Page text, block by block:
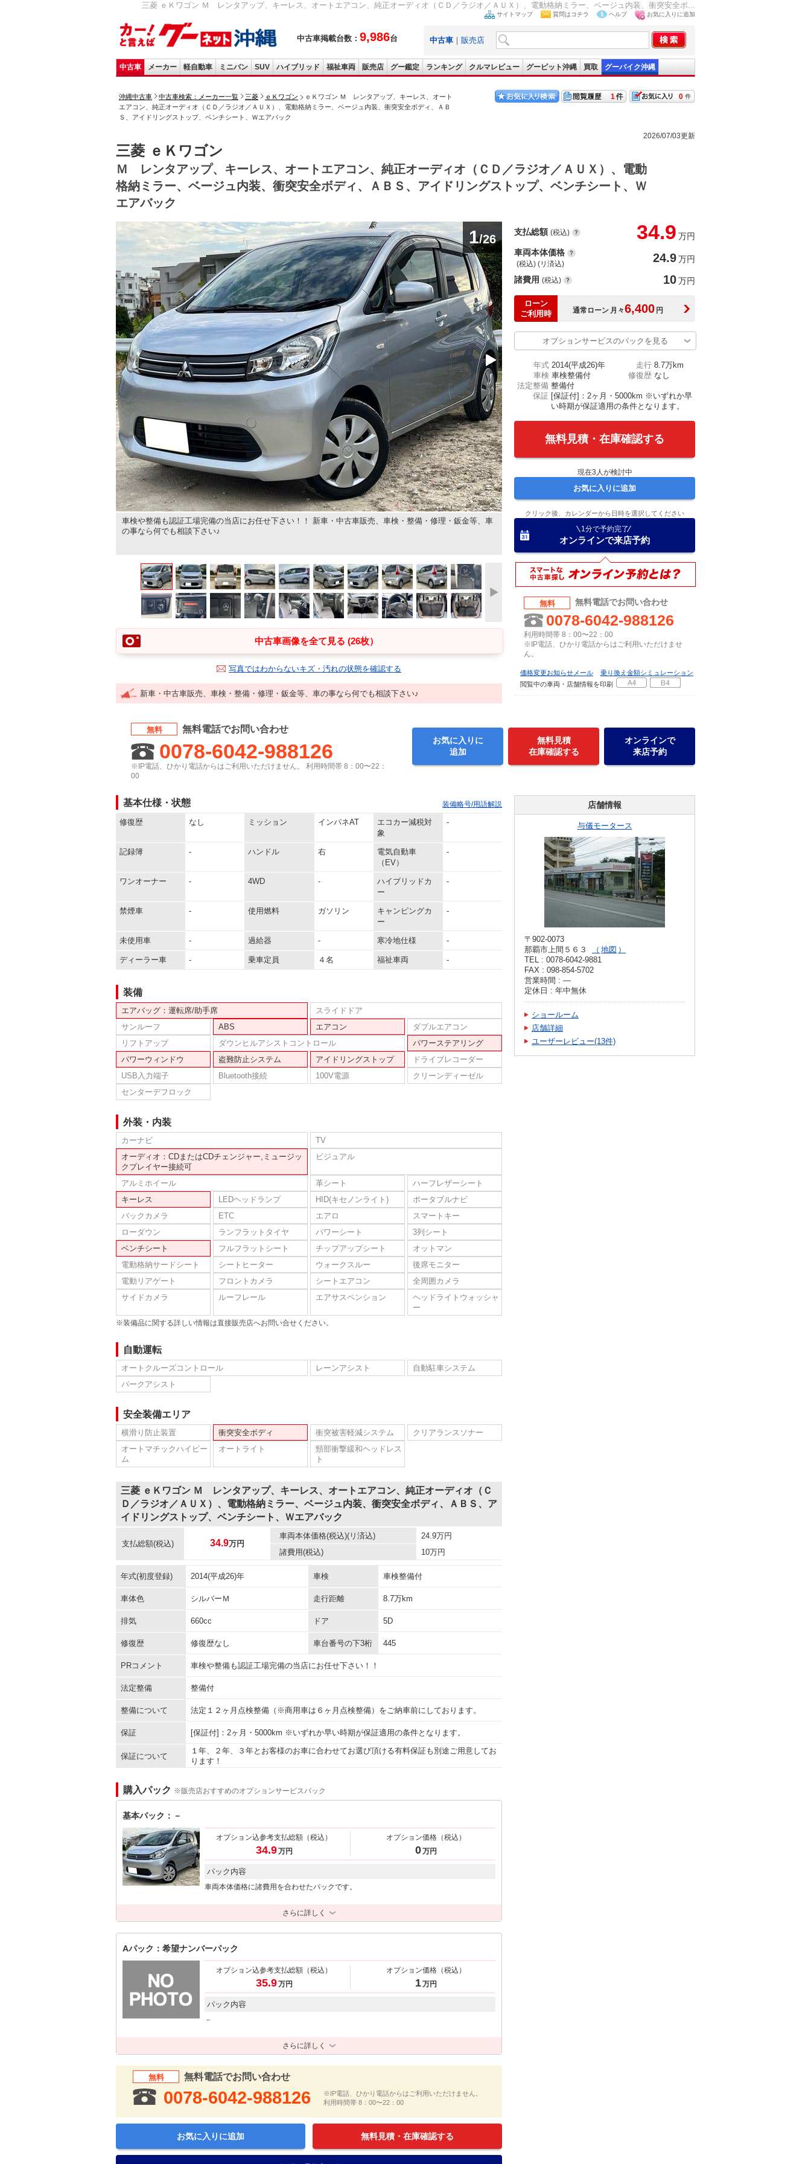
三菱 ｅＫワゴン Ｍ レンタアップ、キーレス、オートエアコン、純正オーディオ（ＣＤ／ラジオ／ＡＵＸ）、電動格納ミラー、ベージュ内装、衝突安全ボ...
中古車掲載台数： 9,986台
サイトマップ 質問はコチラ ヘルプ お気に入りに追加
中古車 ｜ 販売店
中古車 メーカー 軽自動車 ミニバン SUV ハイブリッド 福祉車両 販売店 グー鑑定 ランキング クルマレビュー グーピット沖縄 買取 グーバイク沖縄
沖縄中古車 中古車検索：メーカー一覧 三菱 ｅＫワゴン
ｅＫワゴン Ｍ レンタアップ、キーレス、オート
エアコン、純正オーディオ（ＣＤ／ラジオ／ＡＵＸ）、電動格納ミラー、ベージュ内装、衝突安全ボディ、ＡＢ
Ｓ、アイドリングストップ、ベンチシート、Ｗエアバック
0
1
2026/07/03更新
三菱 ｅＫワゴン
Ｍ レンタアップ、キーレス、オートエアコン、純正オーディオ（ＣＤ／ラジオ／ＡＵＸ）、電動
格納ミラー、ベージュ内装、衝突安全ボディ、ＡＢＳ、アイドリングストップ、ベンチシート、Ｗ
エアバック
車検や整備も認証工場完備の当店にお任せ下さい！！ 新車・中古車販売、車検・整備・修理・鈑金等、車
の事なら何でも相談下さい♪
1/26
中古車画像を全て見る (26枚）
写真ではわからないキズ・汚れの状態を確認する
新車・中古車販売、車検・整備・修理・鈑金等、車の事なら何でも相談下さい♪
支払総額 (税込) 34.9 万円
車両本体価格
(税込) (リ済込) 24.9万円
諸費用 (税込) 10万円
ローン
ご利用時
通常ローン 月々6,400 円
オプションサービスのパックを見る
年式 2014(平成26)年 走行 8.7万km
車検 車検整備付 修復歴 なし
法定整備 整備付
保証 [保証付]：2ヶ月・5000km ※いずれか早
い時期が保証適用の条件となります。
無料見積・在庫確認する
現在3 人が検討中
お気に入りに追加
クリック後、カレンダーから日時を選択してください
1分で予約完了
オンラインで来店予約
無料 無料電話でお問い合わせ
0078-6042-988126
利用時間帯 8：00〜22：00
※IP電話、ひかり電話からはご利用いただけませ
ん。
価格変更お知らせメール
乗り換え金額シミュレーション
閲覧中の車両・店舗情報を印刷
無料 無料電話でお問い合わせ
0078-6042-988126
※IP電話、ひかり電話からはご利用いただけません。 利用時間帯 8：00〜22：
00
お気に入りに
追加
無料見積
在庫確認する
オンラインで
来店予約
基本仕様・状態 装備略号/用語解説
修復歴 なし ミッション インパネAT
エコカー減税対
象
-
記録簿 - ハンドル 右
電気自動車
（EV）
-
ワンオーナー - 4WD -
ハイブリッドカ
ー
-
禁煙車 - 使用燃料 ガソリン
キャンピングカ
ー
-
未使用車 - 過給器 - 寒冷地仕様 -
ディーラー車 - 乗車定員 ４名 福祉車両 -
装備
エアバッグ：運転席/助手席
スライドドア
サンルーフ
ABS エアコン
ダブルエアコン
リフトアップ
ダウンヒルアシストコントロール
パワーステアリング
パワーウィンドウ
盗難防止システム アイドリングストップ
ドライブレコーダー
USB入力端子
Bluetooth接続 100V電源
クリーンディーゼル
センターデフロック
外装・内装
カーナビ
TV
オーディオ：CDまたはCDチェンジャー,ミュージッ
クプレイヤー接続可
ビジュアル
アルミホイール 革シート
ハーフレザーシート
キーレス
LEDヘッドランプ HID(キセノンライト)
ポータブルナビ
バックカメラ
ETC エアロ
スマートキー
ローダウン
ランフラットタイヤ パワーシート
3列シート
ベンチシート
フルフラットシート チップアップシート
オットマン
電動格納サードシート
シートヒーター ウォークスルー
後席モニター
電動リアゲート
フロントカメラ シートエアコン
全周囲カメラ
サイドカメラ
ルーフレール エアサスペンション
ヘッドライトウォッシャ
ー
※装備品に関する詳しい情報は直接販売店へお問い合せください。
自動運転
オートクルーズコントロール レーンアシスト
自動駐車システム
パークアシスト
安全装備エリア
横滑り防止装置 衝突安全ボディ 衝突被害軽減システム
クリアランスソナー
オートマチックハイビー
ム
オートライト
頸部衝撃緩和ヘッドレス
ト
三菱 ｅＫワゴン Ｍ レンタアップ、キーレス、オートエアコン、純正オーディオ（Ｃ
Ｄ／ラジオ／ＡＵＸ）、電動格納ミラー、ベージュ内装、衝突安全ボディ、ＡＢＳ、ア
イドリングストップ、ベンチシート、Ｗエアバック
支払総額(税込) 34.9万円
車両本体価格(税込)(リ済込) 24.9万円
諸費用(税込) 10万円
年式(初度登録) 2014(平成26)年 車検 車検整備付
車体色 シルバーＭ 走行距離 8.7万km
排気 660cc ドア 5D
修復歴 修復歴なし 車台番号の下3桁 445
PRコメント 車検や整備も認証工場完備の当店にお任せ下さい！！
法定整備 整備付
整備について 法定１２ヶ月点検整備（※商用車は６ヶ月点検整備）をご納車前にしております。
保証 [保証付]：2ヶ月・5000km ※いずれか早い時期が保証適用の条件となります。
保証について
１年、２年、３年とお客様のお車に合わせてお選び頂ける有料保証も別途ご用意してお
ります！
購入パック ※販売店おすすめのオプションサービスパック
基本パック：－
オプション込参考支払総額 （税込）
34.9万円
オプション価格（税込）
0万円
パック内容
車両本体価格に諸費用を合わせたパックです。
さらに詳しく
Aパック：希望ナンバーパック
オプション込参考支払総額 （税込）
35.9万円
オプション価格（税込）
1万円
パック内容
－
さらに詳しく
無料 無料電話でお問い合わせ
0078-6042-988126
※IP電話、ひかり電話からはご利用いただけません。
利用時間帯 8：00〜22：00
お気に入りに追加 無料見積・在庫確認する
店舗情報
与儀モータース
〒902-0073
那覇市上間５６３
地図
TEL : 0078-6042-9881
FAX : 098-854-5702
営業時間 : ―
定休日 : 年中無休
ショールーム
店舗詳細
ユーザーレビュー(13件)